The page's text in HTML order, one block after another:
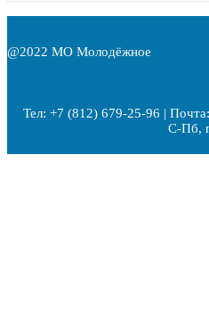
@2022 МО Молодёжное
Тел: +7 (812) 679-25-96 |
С-Пб,